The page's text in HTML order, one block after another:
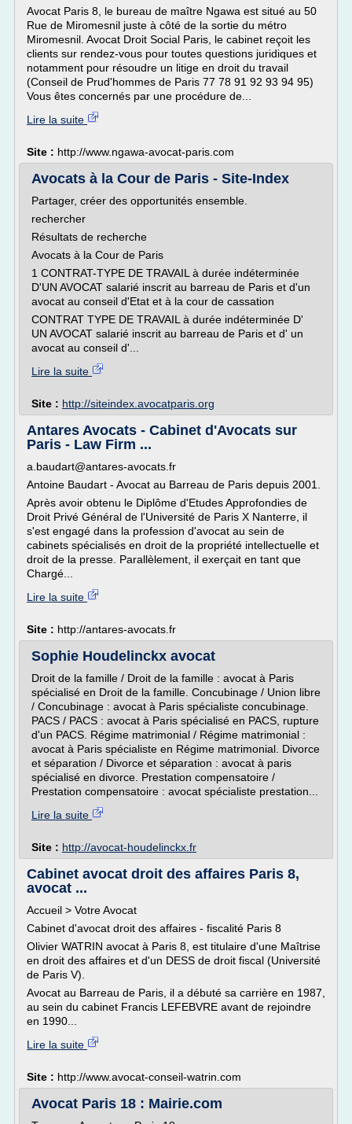
Avocat Paris 8, le bureau de maître Ngawa est situé au 50
Rue de Miromesnil juste à côté de la sortie du métro
Miromesnil. Avocat Droit Social Paris, le cabinet reçoit les
clients sur rendez-vous pour toutes questions juridiques et
notamment pour résoudre un litige en droit du travail
(Conseil de Prud'hommes de Paris 77 78 91 92 93 94 95)
Vous êtes concernés par une procédure de...
Lire la suite
Site : http://www.ngawa-avocat-paris.com
Avocats à la Cour de Paris - Site-Index
Partager, créer des opportunités ensemble.
rechercher
Résultats de recherche
Avocats à la Cour de Paris
1 CONTRAT-TYPE DE TRAVAIL à durée indéterminée
D'UN AVOCAT salarié inscrit au barreau de Paris et d'un
avocat au conseil d'Etat et à la cour de cassation
CONTRAT TYPE DE TRAVAIL à durée indéterminée D'
UN AVOCAT salarié inscrit au barreau de Paris et d' un
avocat au conseil d'...
Lire la suite
Site : http://siteindex.avocatparis.org
Antares Avocats - Cabinet d'Avocats sur
Paris - Law Firm ...
a.baudart@antares-avocats.fr
Antoine Baudart - Avocat au Barreau de Paris depuis 2001.
Après avoir obtenu le Diplôme d'Etudes Approfondies de
Droit Privé Général de l'Université de Paris X Nanterre, il
s'est engagé dans la profession d'avocat au sein de
cabinets spécialisés en droit de la propriété intellectuelle et
droit de la presse. Parallèlement, il exerçait en tant que
Chargé...
Lire la suite
Site : http://antares-avocats.fr
Sophie Houdelinckx avocat
Droit de la famille / Droit de la famille : avocat à Paris
spécialisé en Droit de la famille. Concubinage / Union libre
/ Concubinage : avocat à Paris spécialiste concubinage.
PACS / PACS : avocat à Paris spécialisé en PACS, rupture
d'un PACS. Régime matrimonial / Régime matrimonial :
avocat à Paris spécialiste en Régime matrimonial. Divorce
et séparation / Divorce et séparation : avocat à paris
spécialisé en divorce. Prestation compensatoire /
Prestation compensatoire : avocat spécialiste prestation...
Lire la suite
Site : http://avocat-houdelinckx.fr
Cabinet avocat droit des affaires Paris 8,
avocat ...
Accueil > Votre Avocat
Cabinet d'avocat droit des affaires - fiscalité Paris 8
Olivier WATRIN avocat à Paris 8, est titulaire d'une Maîtrise
en droit des affaires et d'un DESS de droit fiscal (Université
de Paris V).
Avocat au Barreau de Paris, il a débuté sa carrière en 1987,
au sein du cabinet Francis LEFEBVRE avant de rejoindre
en 1990...
Lire la suite
Site : http://www.avocat-conseil-watrin.com
Avocat Paris 18 : Mairie.com